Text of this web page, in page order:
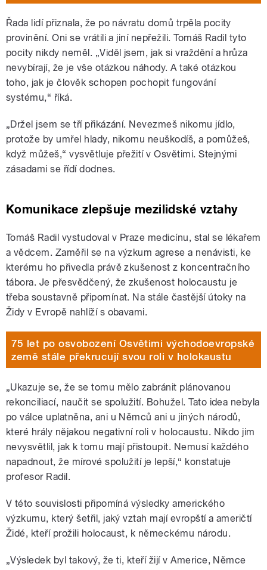
Řada lidí přiznala, že po návratu domů trpěla pocity
provinění. Oni se vrátili a jiní nepřežili. Tomáš Radil tyto
pocity nikdy neměl. „Viděl jsem, jak si vraždění a hrůza
nevybírají, že je vše otázkou náhody. A také otázkou
toho, jak je člověk schopen pochopit fungování
systému,“ říká.
„Držel jsem se tří přikázání. Nevezmeš nikomu jídlo,
protože by umřel hlady, nikomu neuškodíš, a pomůžeš,
když můžeš,“ vysvětluje přežití v Osvětimi. Stejnými
zásadami se řídí dodnes.
Komunikace zlepšuje mezilidské vztahy
Tomáš Radil vystudoval v Praze medicínu, stal se lékařem
a vědcem. Zaměřil se na výzkum agrese a nenávisti, ke
kterému ho přivedla právě zkušenost z koncentračního
tábora. Je přesvědčený, že zkušenost holocaustu je
třeba soustavně připomínat. Na stále častější útoky na
Židy v Evropě nahlíží s obavami.
75 let po osvobození Osvětimi východoevropské
země stále překrucují svou roli v holokaustu
„Ukazuje se, že se tomu mělo zabránit plánovanou
rekonciliací, naučit se spolužití. Bohužel. Tato idea nebyla
po válce uplatněna, ani u Němců ani u jiných národů,
které hrály nějakou negativní roli v holocaustu. Nikdo jim
nevysvětlil, jak k tomu mají přistoupit. Nemusí každého
napadnout, že mírové spolužití je lepší,“ konstatuje
profesor Radil.
V této souvislosti připomíná výsledky amerického
výzkumu, který šetřil, jaký vztah mají evropští a američtí
Židé, kteří prožili holocaust, k německému národu.
„Výsledek byl takový, že ti, kteří žijí v Americe, Němce